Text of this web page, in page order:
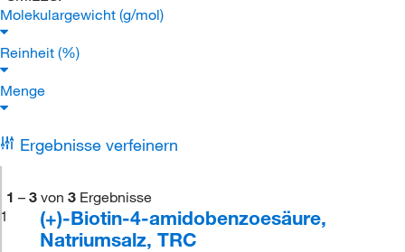
Molekulargewicht (g/mol)
Reinheit (%)
Menge
Ergebnisse verfeinern
1 – 3 von 3 Ergebnisse
1
(+)-Biotin-4-amidobenzoesäure,
Natriumsalz, TRC